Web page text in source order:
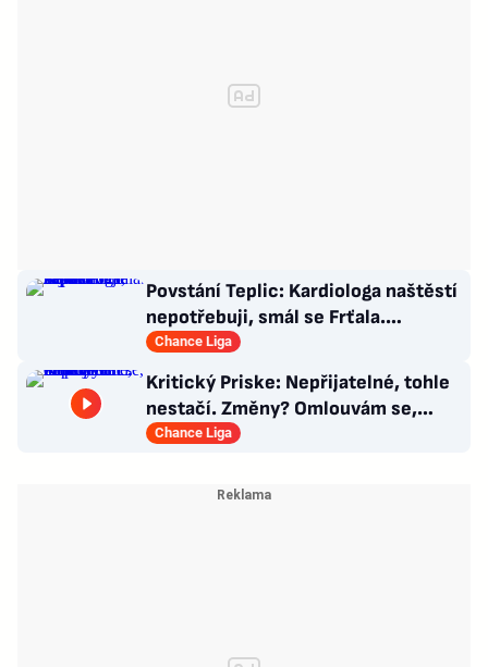
Povstání Teplic: Kardiologa naštěstí
nepotřebuji, smál se Frťala.
Promluvil o zájmu Plzně
Chance Liga
Kritický Priske: Nepřijatelné, tohle
nestačí. Změny? Omlouvám se,
nedokážu odpovědět
Chance Liga